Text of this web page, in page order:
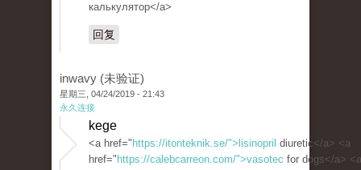
калькулятор</a>
回复
inwavy (未验证)
星期三, 04/24/2019 - 21:43
永久连接
kege
<a href=" https://itonteknik.se/">lisinopril diuretic</a> <a
href=" https://calebcarreon.com/">vasotec for dogs</a> <a